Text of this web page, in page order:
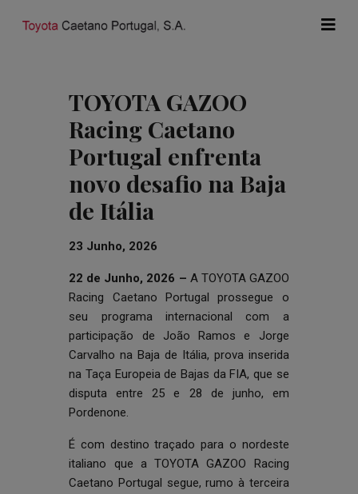
TOYOTA GAZOO
Racing Caetano
Portugal enfrenta
novo desafio na Baja
de Itália
23 Junho, 2026
22 de Junho, 2026 – A TOYOTA GAZOO
Racing Caetano Portugal prossegue o
seu programa internacional com a
participação de João Ramos e Jorge
Carvalho na Baja de Itália, prova inserida
na Taça Europeia de Bajas da FIA, que se
disputa entre 25 e 28 de junho, em
Pordenone.
É com destino traçado para o nordeste
italiano que a TOYOTA GAZOO Racing
Caetano Portugal segue, rumo à terceira